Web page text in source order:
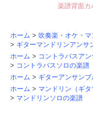
楽譜背面カ
ホーム > 吹奏楽・オケ・マ
> ギターマンドリンアンサ
ホーム > コントラバスア
> コントラバスソロの楽譜
ホーム > ギターアンサンブ
ホーム > マンドリン（ギ
> マンドリンソロの楽譜